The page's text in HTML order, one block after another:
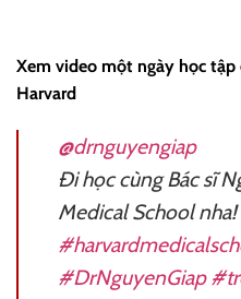
Xem video một ngày học tập
Harvard
@drnguyengiap
Đi học cùng Bác sĩ
Medical School nha!
#DrNguyenGiap